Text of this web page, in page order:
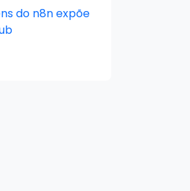
do n8n expõe